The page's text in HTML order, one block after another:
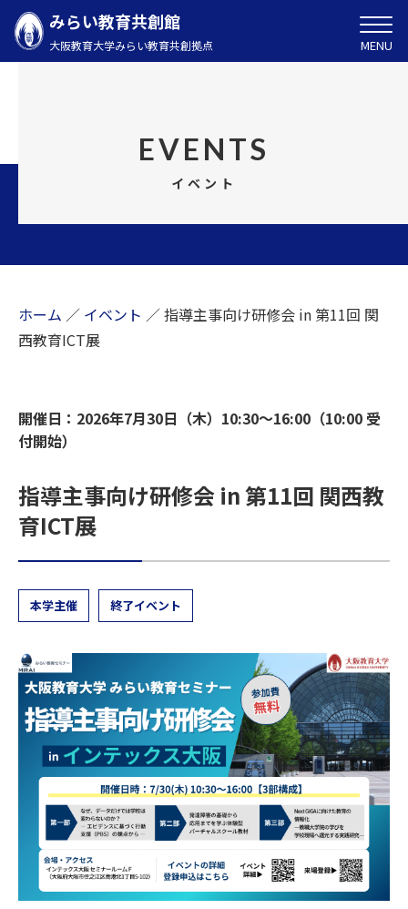
みらい教育共創館
大阪教育大学みらい教育共創拠点 MENU
EVENTS
イベント
ホーム ／ イベント ／指導主事向け研修会 in 第11回 関
西教育ICT展
開催日：2026年7月30日（木）10:30～16:00（10:00 受
付開始）
指導主事向け研修会 in 第11回 関西教
育ICT展
本学主催 終了イベント